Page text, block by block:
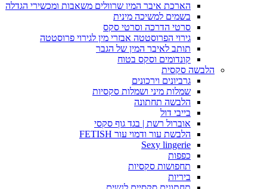
הארכת איבר המין שרוולים משאבות ומכשירי הגדלה
בשמים למשיכה מינית
סרטי הדרכה וסרטי סקס
גירוי הפרוסטטה אבזרי מין לגירוי פרוסטטה
תותב לאיבר המין של הגבר
קונדומים וסקס בטוח
הלבשה סקסית
גרביונים וירכונים
שמלות מיני ושמלות סקסיות
הלבשה תחתונה
בייבי דול
אוברול רשת | בגד גוף סקסי
הלבשת עור ודמוי עור FETISH
Sexy lingerie
כפפות
תחפושות סקסיות
ביריות